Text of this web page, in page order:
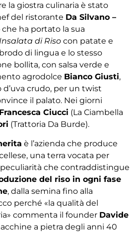
la giostra culinaria è stato
del ristorante Da Silvano –
che ha portato la sua
Insalata di Riso con patate e
di lingua e lo stesso
bollita, con salsa verde e
agrodolce Bianco Giusti,
crudo, per un twist
il palato. Nei giorni
Francesca Ciucci (La Ciambella
(Trattoria Da Burde).
è l’azienda che produce
una terra vocata per
che contraddistingue
del riso in ogni fase
, dalla semina fino alla
perché «la qualità del
commenta il founder Davide
a pietra degli anni 40